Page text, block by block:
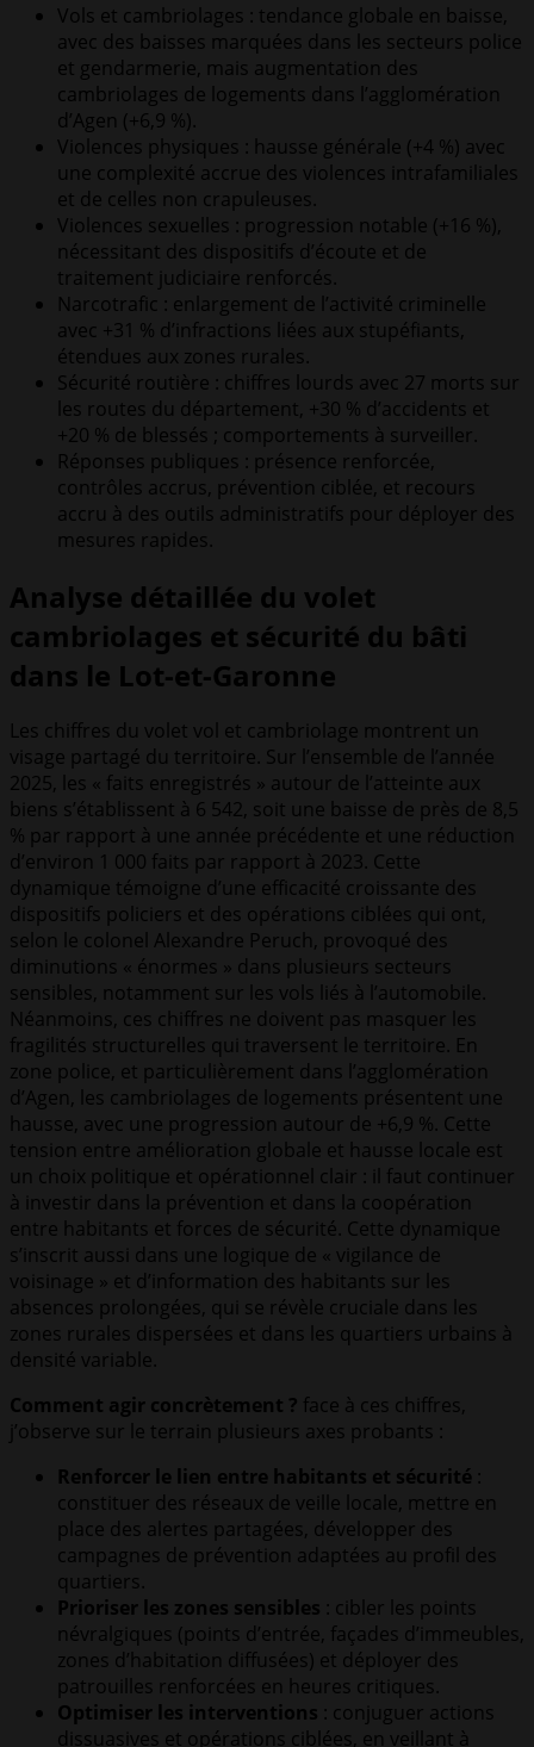
Vols et cambriolages : tendance globale en baisse,
avec des baisses marquées dans les secteurs police
et gendarmerie, mais augmentation des
cambriolages de logements dans l’agglomération
d’Agen (+6,9 %).
Violences physiques : hausse générale (+4 %) avec
une complexité accrue des violences intrafamiliales
et de celles non crapuleuses.
Violences sexuelles : progression notable (+16 %),
nécessitant des dispositifs d’écoute et de
traitement judiciaire renforcés.
Narcotrafic : enlargement de l’activité criminelle
avec +31 % d’infractions liées aux stupéfiants,
étendues aux zones rurales.
Sécurité routière : chiffres lourds avec 27 morts sur
les routes du département, +30 % d’accidents et
+20 % de blessés ; comportements à surveiller.
Réponses publiques : présence renforcée,
contrôles accrus, prévention ciblée, et recours
accru à des outils administratifs pour déployer des
mesures rapides.
Analyse détaillée du volet
cambriolages et sécurité du bâti
dans le Lot-et-Garonne
Les chiffres du volet vol et cambriolage montrent un
visage partagé du territoire. Sur l’ensemble de l’année
2025, les « faits enregistrés » autour de l’atteinte aux
biens s’établissent à 6 542, soit une baisse de près de 8,5
% par rapport à une année précédente et une réduction
d’environ 1 000 faits par rapport à 2023. Cette
dynamique témoigne d’une efficacité croissante des
dispositifs policiers et des opérations ciblées qui ont,
selon le colonel Alexandre Peruch, provoqué des
diminutions « énormes » dans plusieurs secteurs
sensibles, notamment sur les vols liés à l’automobile.
Néanmoins, ces chiffres ne doivent pas masquer les
fragilités structurelles qui traversent le territoire. En
zone police, et particulièrement dans l’agglomération
d’Agen, les cambriolages de logements présentent une
hausse, avec une progression autour de +6,9 %. Cette
tension entre amélioration globale et hausse locale est
un choix politique et opérationnel clair : il faut continuer
à investir dans la prévention et dans la coopération
entre habitants et forces de sécurité. Cette dynamique
s’inscrit aussi dans une logique de « vigilance de
voisinage » et d’information des habitants sur les
absences prolongées, qui se révèle cruciale dans les
zones rurales dispersées et dans les quartiers urbains à
densité variable.
Comment agir concrètement ? face à ces chiffres,
j’observe sur le terrain plusieurs axes probants :
Renforcer le lien entre habitants et sécurité :
constituer des réseaux de veille locale, mettre en
place des alertes partagées, développer des
campagnes de prévention adaptées au profil des
quartiers.
Prioriser les zones sensibles : cibler les points
névralgiques (points d’entrée, façades d’immeubles,
zones d’habitation diffusées) et déployer des
patrouilles renforcées en heures critiques.
Optimiser les interventions : conjuguer actions
dissuasives et opérations ciblées, en veillant à